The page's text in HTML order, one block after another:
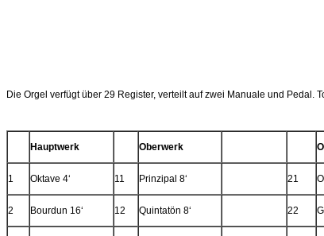
Die Orgel verfügt über 29 Register, verteilt auf zwei Manuale und
Hauptwerk Oberwerk
1 Oktave 4‘ 11 Prinzipal 8‘ 21
2 Bourdun 16‘ 12 Quintatön 8‘ 22